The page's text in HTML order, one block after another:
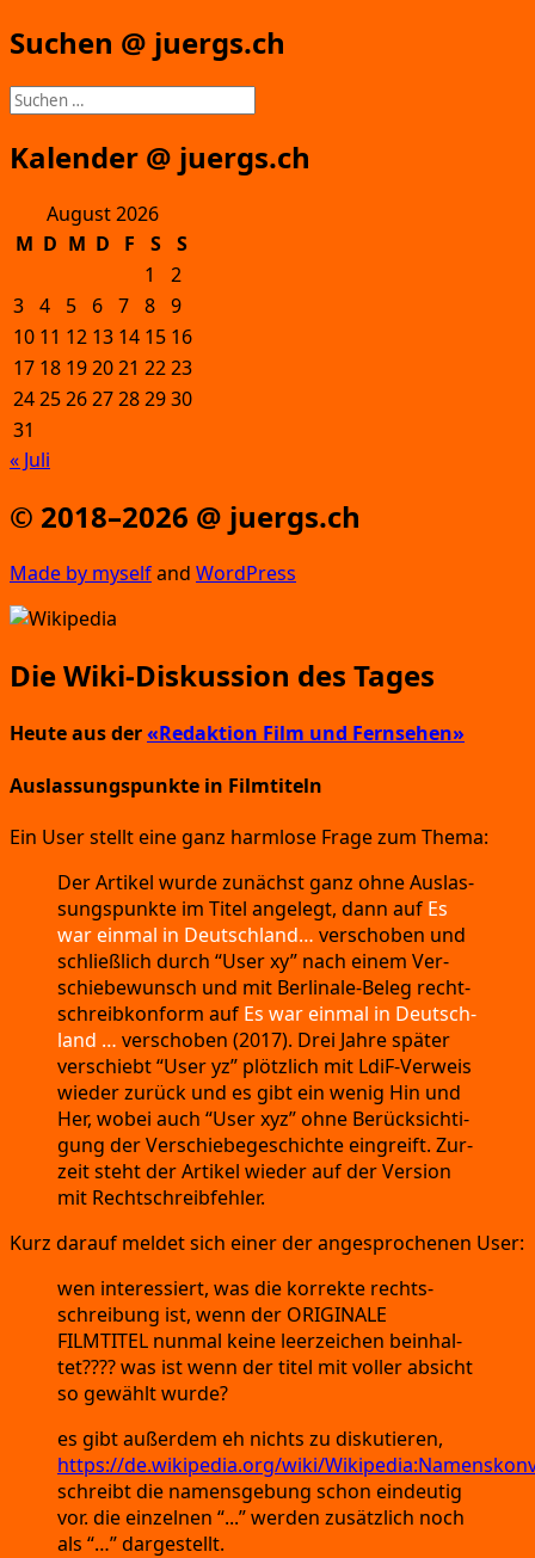
Suchen @ juergs.ch
Suchen
nach:
Kalender @ juergs.ch
August 2026
M D M D F S
S
1
2
3 4 5 6 7 8 9
10 11 12 13 14 15 16
17 18 192021 2223
24252627282930
31
« Juli
© 2018–2026 @ juergs.ch
Made by mys­elfand Word­Press
Die Wiki-Diskussion des Tages
Heute aus der«Redaktion Film und Fernsehen»
Auslassungspunkte in Filmtiteln
Ein User stellt eine ganz harm­lo­se Fra­ge zum Thema:
Der Arti­kel wur­de zunächst ganz ohne Aus­las­
sungs­punk­te im Titel ange­legt, dann auf Es
war ein­mal in Deutsch­land… ver­scho­ben und
schließ­lich durch “User xy” nach einem Ver­
schie­be­wunsch und mit Ber­li­na­le-Beleg recht­
schreib­kon­form auf Es war ein­mal in Deutsch­
land … ver­scho­ben (2017). Drei Jah­re spä­ter
ver­schiebt“User yz” plötz­lich mit LdiF-Ver­weis
wie­der zurück und es gibt ein wenig Hin und
Her, wobei auch “User xyz”ohne Berück­sich­ti­
gung der Ver­schie­be­ge­schich­te ein­greift. Zur­
zeit steht der Arti­kel wie­der auf der Ver­si­on
mit Rechtschreibfehler.
Kurz dar­auf mel­det sich einer der ange­spro­che­nen User:
wen inter­es­siert, was die kor­rek­te rechts­
schrei­bung ist, wenn der ORIGINALE
FILMTITEL nun­mal kei­ne leer­zei­chen beinhal­
tet???? was ist wenn der titel mit vol­ler absicht
so gewählt wurde?
es gibt außer­dem eh nichts zu dis­ku­tie­ren,
https://de.wikipedia.org/wiki/
schreibt die namens­ge­bung schon ein­deu­tig
vor. die ein­zel­nen “...” wer­den zusätz­lich noch
als “…”dargestellt.